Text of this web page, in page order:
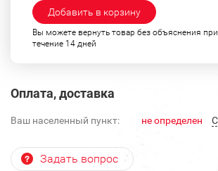
Добавить в корзину
Вы можете вернуть товар без объяснения
течение 14 дней
Оплата, доставка
Ваш населенный пункт: не определен
Задать вопрос